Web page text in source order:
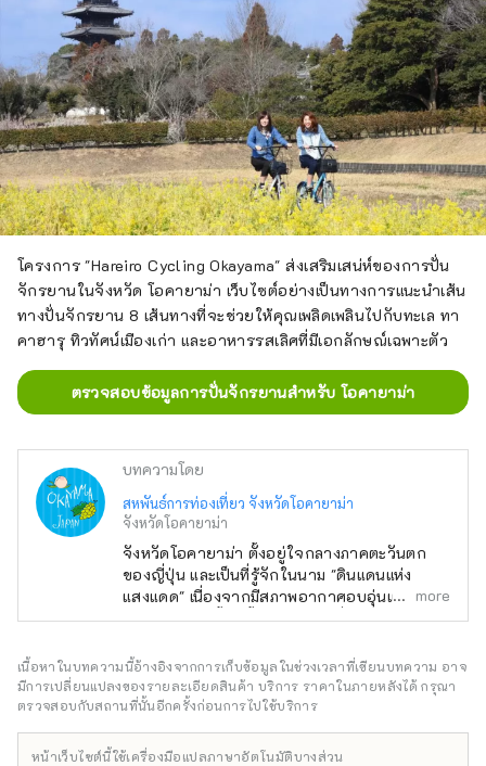
โครงการ "Hareiro Cycling Okayama" ส่งเสริมเสน่ห์ของการปั่น
จักรยานในจังหวัด โอคายาม่า เว็บไซต์อย่างเป็นทางการแนะนำเส้น
ทางปั่นจักรยาน 8 เส้นทางที่จะช่วยให้คุณเพลิดเพลินไปกับทะเล ทา
คาฮารุ ทิวทัศน์เมืองเก่า และอาหารรสเลิศที่มีเอกลักษณ์เฉพาะตัว
ตรวจสอบข้อมูลการปั่นจักรยานสำหรับ โอคายาม่า
บทความโดย
สหพันธ์การท่องเที่ยว จังหวัดโอคายาม่า
จังหวัดโอคายาม่า
จังหวัดโอคายาม่า ตั้งอยู่ใจกลางภาคตะวันตก
ของญี่ปุ่น และเป็นที่รู้จักในนาม "ดินแดนแห่ง
แสงแดด" เนื่องจากมีสภาพอากาศอบอุ่นและมีฝน
ตกน้อยตลอดทั้งปี ตั้งอยู่ในทำเลที่สะดวกสบาย
ซาก้า และ ฮิโรชิมา! นอกจากนี้ยังเป็นประตูสู่
ชิโกกุผ่าน เซโตะ อีกด้วย โอคายามะยังเป็นที่รู้จัก
ในชื่อ "โอคายาม่า ผลไม้" และผลไม้ที่ได้รับ
คุณภาพสูงสุดในแง่ของความหวาน กลิ่น และ
more
เนื้อหาในบทความนี้อ้างอิงจากการเก็บข้อมูลในช่วงเวลาที่เขียนบทความ อาจ
มีการเปลี่ยนแปลงของรายละเอียดสินค้า บริการ ราคาในภายหลังได้ กรุณา
ตรวจสอบกับสถานที่นั้นอีกครั้งก่อนการไปใช้บริการ
หน้าเว็บไซต์นี้ใช้เครื่องมือแปลภาษาอัตโนมัติบางส่วน